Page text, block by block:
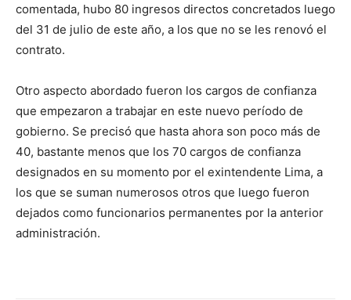
comentada, hubo 80 ingresos directos concretados luego
del 31 de julio de este año, a los que no se les renovó el
contrato.
Otro aspecto abordado fueron los cargos de confianza
que empezaron a trabajar en este nuevo período de
gobierno. Se precisó que hasta ahora son poco más de
40, bastante menos que los 70 cargos de confianza
designados en su momento por el exintendente Lima, a
los que se suman numerosos otros que luego fueron
dejados como funcionarios permanentes por la anterior
administración.